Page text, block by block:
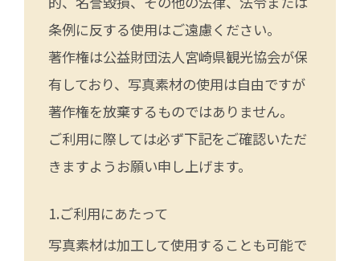
条例に反する使用はご遠慮ください。
著作権は公益財団法人宮崎県観光協会が保
有しており、写真素材の使用は自由ですが
著作権を放棄するものではありません。
ご利用に際しては必ず下記をご確認いただ
きますようお願い申し上げます。
ご利用にあたって
写真素材は加工して使用することも可能で